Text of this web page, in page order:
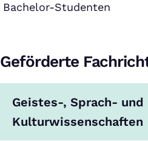
Bachelor-Studenten
Geförderte
Geistes-, Sprach- und
Kulturwissenschaften